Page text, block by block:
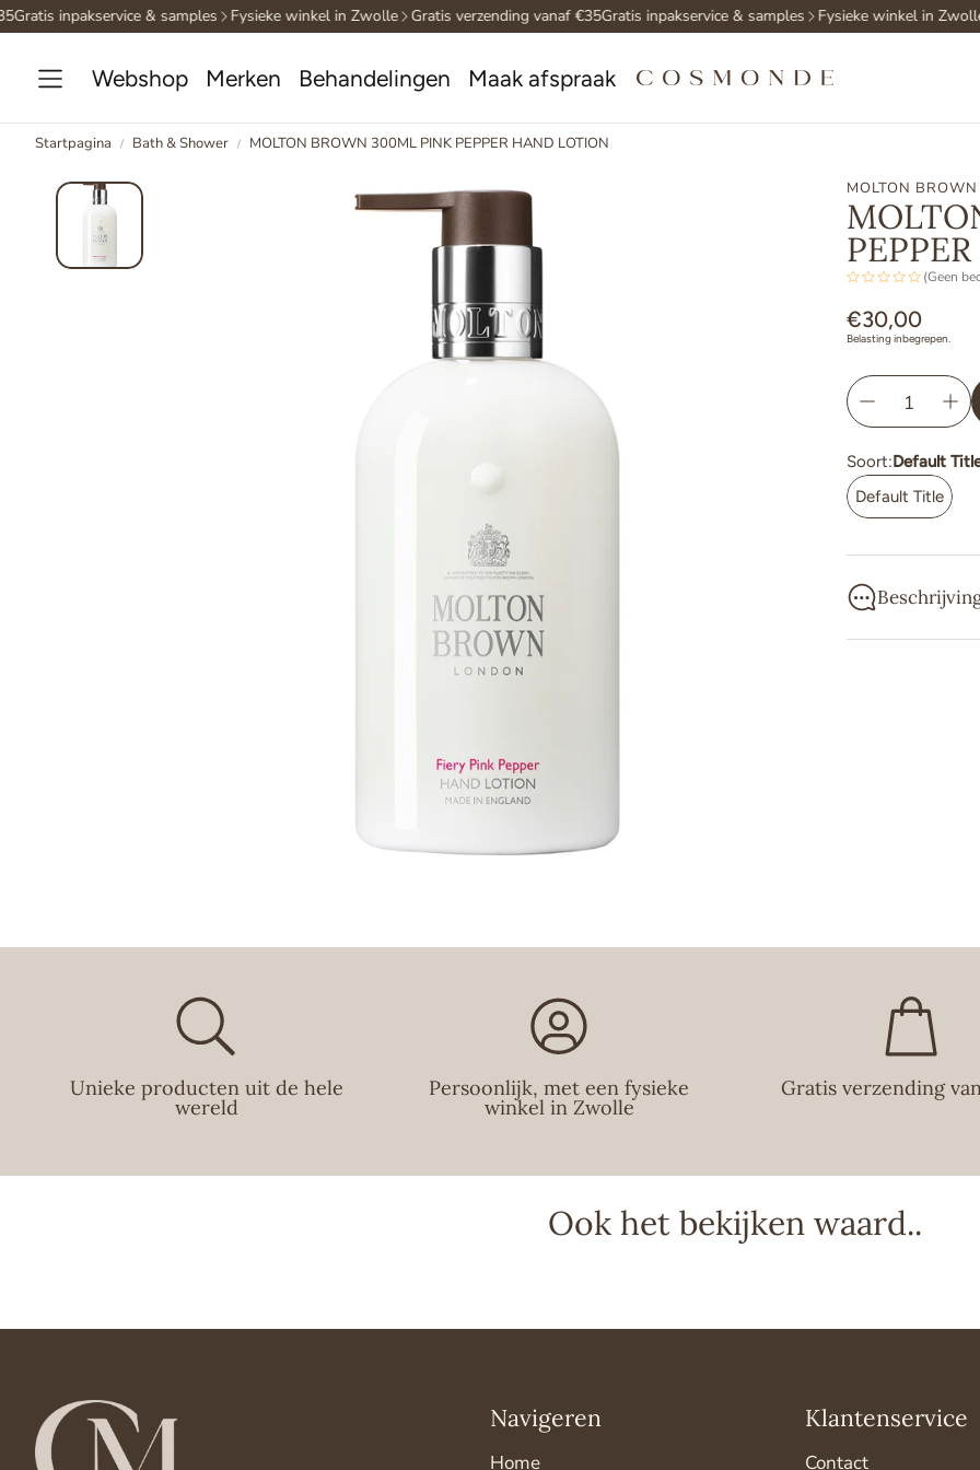
inpakservice & samples Fysieke winkel in Zwolle Gratis verzending vanaf €35Gratis inpakservice & samples Fysieke winkel in Zwolle
Webshop Merken Behandelingen Maak afspraak
Startpagina Bath & Shower MOLTON BROWN 300ML PINK PEPPER HAND LOTION
MOLTON
(Geen
Normale
prijs
€30,00
Belasting inbegrepen.
Soort:Default
Default Title
Een voedende
Hofleverancier
Wij proberen
ernaar om
dezelfde dag
favoriete product!
Unieke producten uit de hele
wereld
Persoonlijk, met een fysieke
winkel in Zwolle
Gratis verzending
Ook het bekijken waard..
Navigeren
Home
Klantenservice
Contact